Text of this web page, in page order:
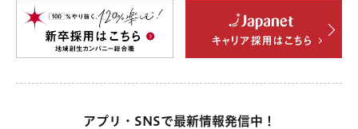
アプリ・SNSで最新情報発信中！